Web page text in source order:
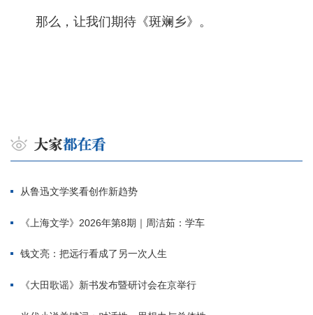
那么，让我们期待《斑斓乡》。
从鲁迅文学奖看创作新趋势
《上海文学》2026年第8期｜周洁茹：学车
钱文亮：把远行看成了另一次人生
《大田歌谣》新书发布暨研讨会在京举行